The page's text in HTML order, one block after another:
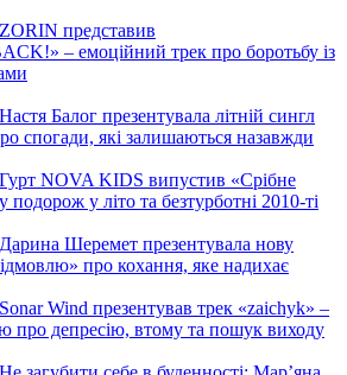
ZORIN представив
– емоційний трек про боротьбу із
Настя Балог презентувала літній сингл
спогади, які залишаються назавжди
Гурт NOVA KIDS випустив «Срібне
у літо та безтурботні 2010-ті
Дарина Шеремет презентувала нову
про кохання, яке надихає
Sonar Wind презентував трек «zaichyk» –
про депресію, втому та пошук виходу